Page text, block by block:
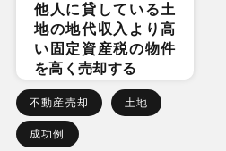
他人に貸している土
地の地代収入より高
い固定資産税の物件
を高く売却する
不動産売却 土地
成功例